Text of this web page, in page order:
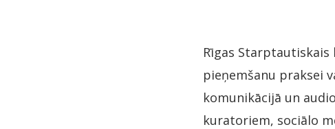
Rīgas Starptautiskais
pieņemšanu praksei
komunikācijā un
kuratoriem, sociālo